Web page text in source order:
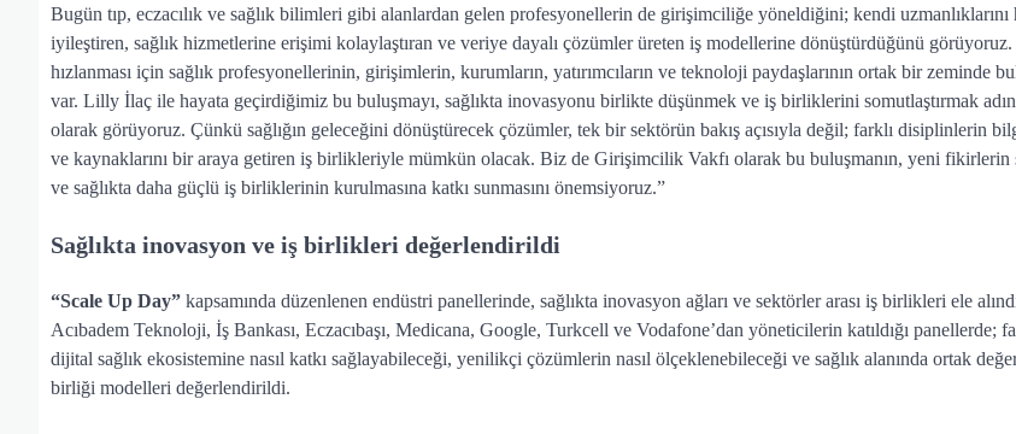
Bugün tıp, eczacılık ve sağlık bilimleri gibi alanlardan gelen profesyonellerin de girişimciliğe yöneldiğini; kendi
iyileştiren, sağlık hizmetlerine erişimi kolaylaştıran ve veriye dayalı çözümler üreten iş modellerine dönüştürdüğünü
hızlanması için sağlık profesyonellerinin, girişimlerin, kurumların, yatırımcıların ve teknoloji paydaşlarının ortak bir zeminde
var. Lilly İlaç ile hayata geçirdiğimiz bu buluşmayı, sağlıkta inovasyonu birlikte düşünmek ve iş birliklerini somutlaştırmak
olarak görüyoruz. Çünkü sağlığın geleceğini dönüştürecek çözümler, tek bir sektörün bakış açısıyla değil; farklı disiplinlerin
ve kaynaklarını bir araya getiren iş birlikleriyle mümkün olacak. Biz de Girişimcilik Vakfı olarak bu buluşmanın, yeni fikirlerin
ve sağlıkta daha güçlü iş birliklerinin kurulmasına katkı sunmasını önemsiyoruz.”
Sağlıkta inovasyon ve iş birlikleri değerlendirildi
“Scale Up Day” kapsamında düzenlenen endüstri panellerinde, sağlıkta inovasyon ağları ve sektörler arası iş birlikleri ele
Acıbadem Teknoloji, İş Bankası, Eczacıbaşı, Medicana, Google, Turkcell ve Vodafone’dan yöneticilerin katıldığı panellerde;
dijital sağlık ekosistemine nasıl katkı sağlayabileceği, yenilikçi çözümlerin nasıl ölçeklenebileceği ve sağlık alanında ortak
birliği modelleri değerlendirildi.